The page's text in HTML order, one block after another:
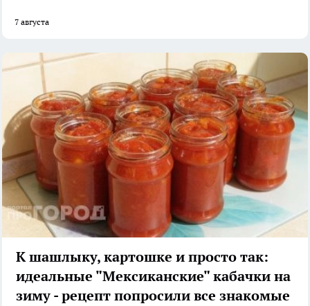
7 августа
К шашлыку, картошке и просто так:
идеальные "Мексиканские" кабачки на
зиму - рецепт попросили все знакомые